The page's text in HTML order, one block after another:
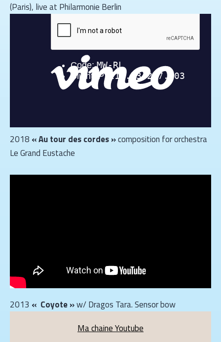
(Paris), live at Philarmonie Berlin
2018 « Au tour des cordes »composition for orchestra
Le Grand Eustache
2013 « Coyote »w/ Dragos Tara. Sensor bow
Ma chaine Youtube